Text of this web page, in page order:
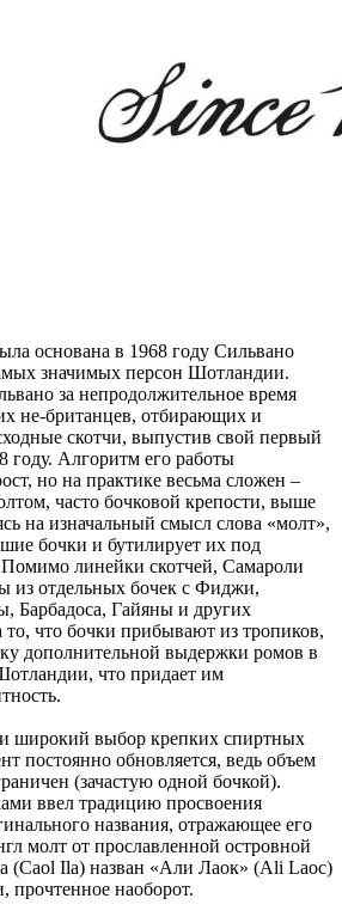
основана в 1968 году Сильвано
значимых персон Шотландии.
за непродолжительное время
не-британцев, отбирающих и
скотчи, выпустив свой первый
году. Алгоритм его работы
но на практике весьма сложен –
часто бочковой крепости, выше
на изначальный смысл слова «молт»,
бочки и бутилирует их под
линейки скотчей, Самароли
из отдельных бочек с Фиджи,
Барбадоса, Гайяны и других
то, что бочки прибывают из тропиков,
дополнительной выдержки ромов в
что придает им
широкий выбор крепких спиртных
постоянно обновляется, ведь объем
(зачастую одной бочкой).
ввел традицию просвоения
названия, отражающее его
молт от прославленной островной
(Caol Ila) назван «Али Лаок» (Ali Laoc)
прочтенное наоборот.